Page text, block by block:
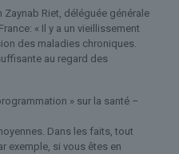
Riet, déléguée générale
« Il y a un vieillissement
des maladies chroniques.
au regard des
» sur la santé –
Dans les faits, tout
exemple, si vous êtes en